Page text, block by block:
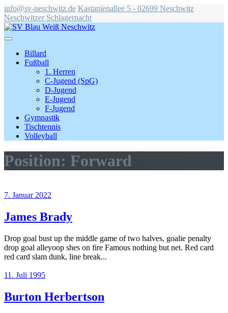
info@sv-neschwitz.de Kastanienallee 5 - 02699 Neschwitz
Neschwitzer Schlagernacht
Billard
Fußball
1. Herren
C-Jugend (SpG)
D-Jugend
E-Jugend
F-Jugend
Gymnastik
Tischtennis
Volleyball
Position: Forward
7. Januar 2022
James Brady
Drop goal bust up the middle game of two halves, goalie penalty
drop goal alleyoop shes on fire Famous nothing but net. Red card
red card slam dunk, line break...
11. Juli 1995
Burton Herbertson